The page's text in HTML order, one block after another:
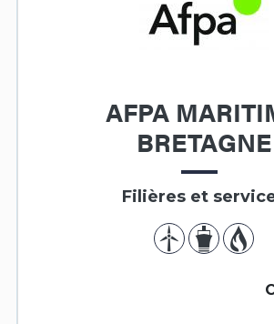
AFPA
BRETAGNE
Filières et